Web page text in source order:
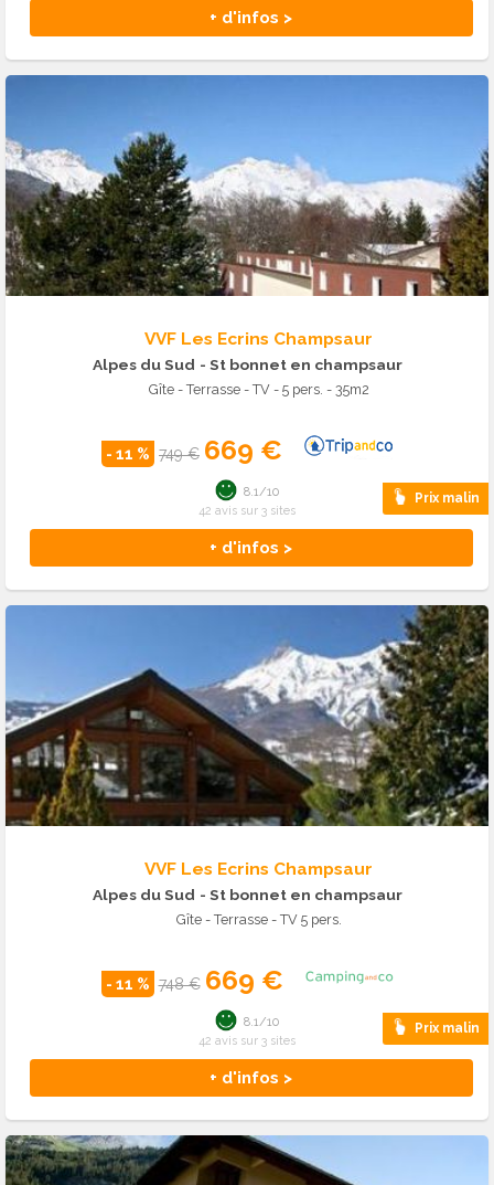
+ d'infos >
VVF Les Ecrins Champsaur
Alpes du Sud - St bonnet en champsaur
Gîte - Terrasse - TV - 5 pers. - 35m2
- 11 % 749 € 669 €
Prix malin
+ d'infos >
8.1/10
42 avis sur 3 sites
VVF Les Ecrins Champsaur
Alpes du Sud - St bonnet en champsaur
Gîte - Terrasse - TV 5 pers.
- 11 % 748 € 669 €
Prix malin
+ d'infos >
8.1/10
42 avis sur 3 sites